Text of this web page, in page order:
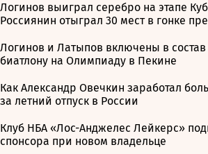
Логинов выиграл серебро на этапе
Россиянин отыграл 30 мест в гонке
Логинов и Латыпов включены в
биатлону на Олимпиаду в Пекине
Как Александр Овечкин заработал
за летний отпуск в России
Клуб НБА «Лос-Анджелес Лейкерс»
спонсора при новом владельце